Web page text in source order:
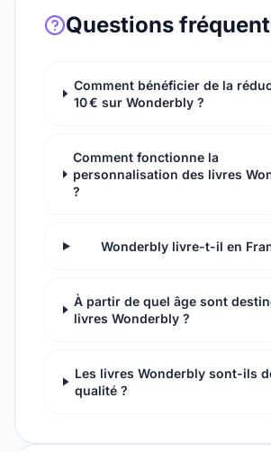
Questions
Comment bénéficier de la
10 € sur Wonderbly ?
Comment fonctionne la
personnalisation des livres
?
Wonderbly livre-t-il en
À partir de quel âge sont
livres Wonderbly ?
Les livres Wonderbly sont-ils
qualité ?